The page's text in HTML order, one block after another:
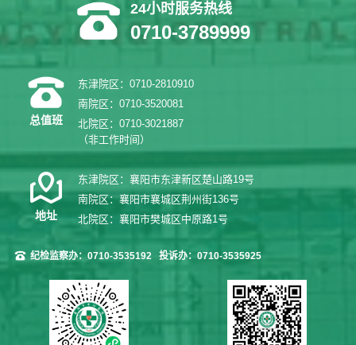
24小时服务热线
0710-3789999
总值班
东津院区：0710-2810910
南院区：0710-3520081
北院区：0710-3021887
（非工作时间）
地址
东津院区：襄阳市东津新区楚山路19号
南院区：襄阳市襄城区荆州街136号
北院区：襄阳市樊城区中原路1号
纪检监察办：0710-3535192 投诉办：0710-3535925